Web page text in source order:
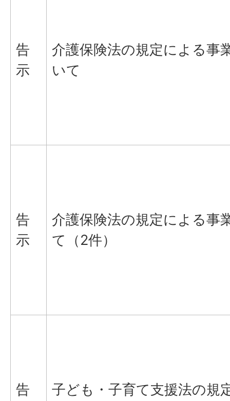
告
示
介護保険法の規定による事
いて
告
示
介護保険法の規定による事
て（2件）
告
子ども・子育て支援法の規